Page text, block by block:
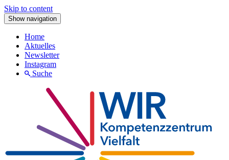
Skip to content
Show navigation
Home
Aktuelles
Newsletter
Instagram
Suche